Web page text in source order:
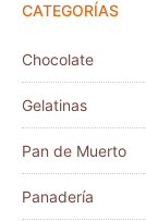
CATEGORÍAS
Chocolate
Gelatinas
Pan de Muerto
Panadería